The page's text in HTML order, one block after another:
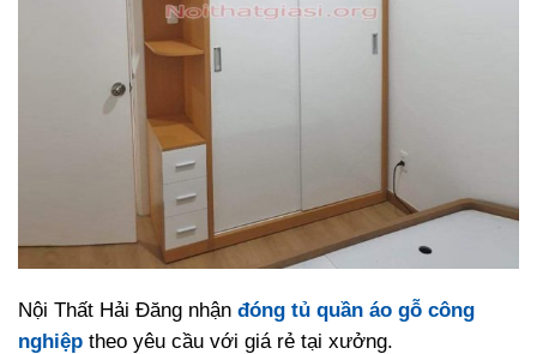
Nội Thất Hải Đăng nhận đóng tủ quần áo gỗ công
nghiệp theo yêu cầu với giá rẻ tại xưởng.